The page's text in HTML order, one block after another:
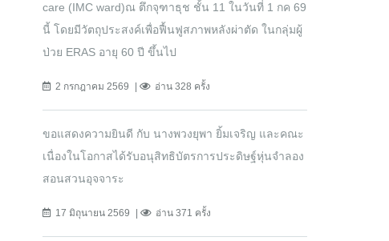
care (IMC ward)ณ ตึกจุฑาธุช ชั้น 11 ในวันที่ 1 กค 69
นี้ โดยมีวัตถุประสงค์เพื่อฟื้นฟูสภาพหลังผ่าตัด ในกลุ่มผู้
ป่วย ERAS อายุ 60 ปี ขึ้นไป
2 กรกฎาคม 2569 อ่าน 328 ครั้ง
ขอแสดงความยินดี กับ นางพวงยุพา ยิ้มเจริญ และคณะ
เนื่องในโอกาสได้รับอนุสิทธิบัตรการประดิษฐ์หุ่นจำลอง
สอนสวนอุจจาระ
17 มิถุนายน 2569 อ่าน 371 ครั้ง